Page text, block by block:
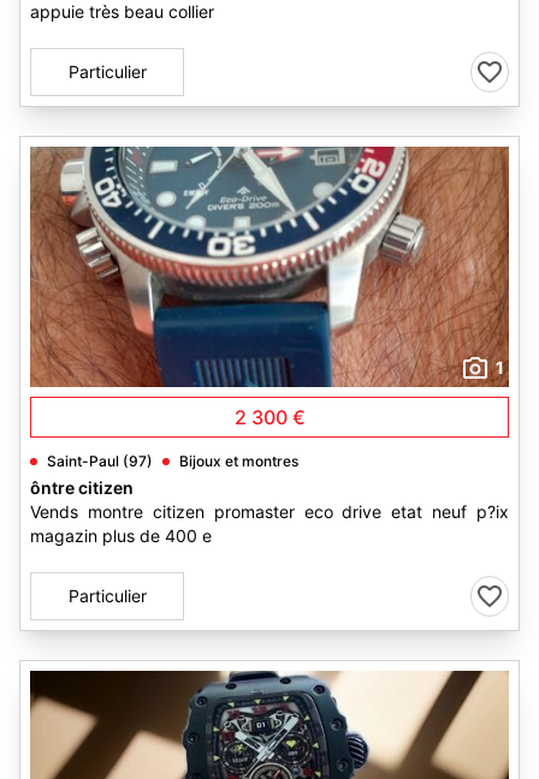
appuie très beau collier
Particulier
1
2 300 €
Saint-Paul (97) Bijoux et montres
ôntre citizen
Vends montre citizen promaster eco drive etat neuf p?ix
magazin plus de 400 e
Particulier